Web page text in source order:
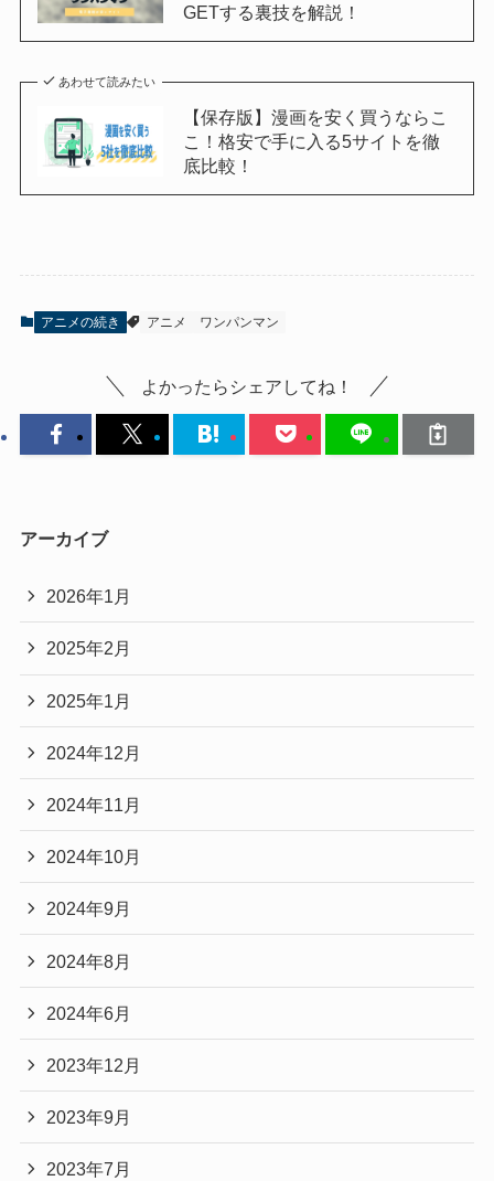
GETする裏技を解説！
あわせて読みたい
【保存版】漫画を安く買うならこ
こ！格安で手に入る5サイトを徹
底比較！
アニメの続き アニメ ワンパンマン
よかったらシェアしてね！
アーカイブ
2026年1月
2025年2月
2025年1月
2024年12月
2024年11月
2024年10月
2024年9月
2024年8月
2024年6月
2023年12月
2023年9月
2023年7月